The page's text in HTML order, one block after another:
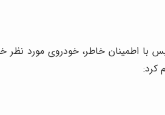
اطمینان خاطر، خودروی مورد نظر
کرد: